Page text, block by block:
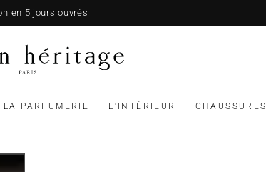
en 5 jours ouvrés
LA PARFUMERIE L'INTÉRIEUR CHAUSSURES